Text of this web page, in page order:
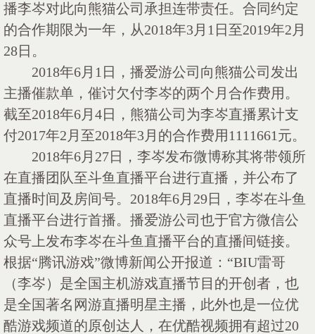
播李岑对此向熊猫公司承担连带责任。合同约定
的合作期限为一年，从2018年3月1日至2019年2月
28日。
2018年6月1日，播爱游公司向熊猫公司发出
主播催款单，催讨欠付李岑的两个月合作费用。
截至2018年6月4日，熊猫公司为李岑直播累计支
付2017年2月至2018年3月的合作费用1111661元。
2018年6月27日，李岑发布微博称其将带领所
在直播团队至斗鱼直播平台进行直播，并公布了
直播时间及房间号。2018年6月29日，李岑在斗鱼
直播平台进行首播。播爱游公司也于官方微信公
众号上发布李岑在斗鱼直播平台的直播间链接。
根据“腾讯游戏”微博新闻公开报道：“BIU雷哥
（李岑）是全国主机游戏直播节目的开创者，也
是全国著名网游直播明星主播，此外也是一位优
酷游戏频道的原创达人，在优酷视频拥有超过20